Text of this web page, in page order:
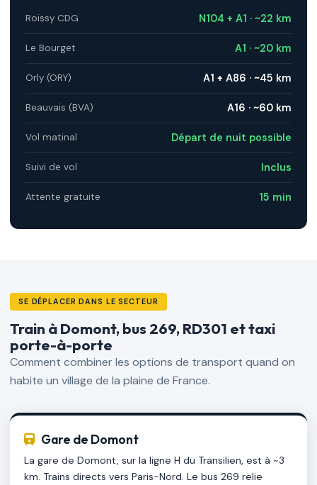
Roissy CDG N104 + A1 · ~22 km
Le Bourget A1 · ~20 km
Orly (ORY) A1 + A86 · ~45 km
Beauvais (BVA) A16 · ~60 km
Vol matinal Départ de nuit possible
Suivi de vol Inclus
Attente gratuite 15 min
SE DÉPLACER DANS LE SECTEUR
Train à Domont, bus 269, RD301 et taxi
porte-à-porte
Comment combiner les options de transport quand on
habite un village de la plaine de France.
Gare de Domont
La gare de Domont, sur la ligne H du Transilien, est à ~3
km. Trains directs vers Paris-Nord. Le bus 269 relie